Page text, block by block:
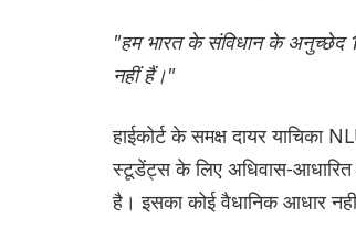
"हम भारत के संविधान के
नहीं हैं।"
हाईकोर्ट के समक्ष दायर याचिका
स्टूडेंट्स के लिए अधिवास-
है। इसका कोई वैधानिक आधार